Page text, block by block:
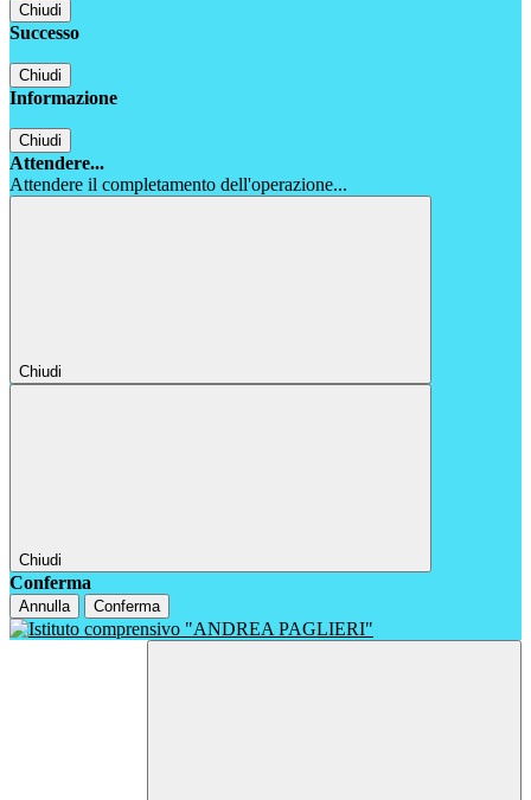
Chiudi
Successo
Chiudi
Informazione
Chiudi
Attendere...
Attendere il completamento dell'operazione...
Chiudi
Chiudi
Conferma
Annulla Conferma